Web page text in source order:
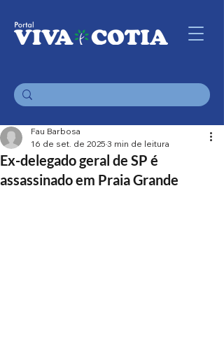
Ex-delegado geral de SP é
assassinado em Praia Grande
Fau Barbosa
16 de set. de 2025 3 min de leitura